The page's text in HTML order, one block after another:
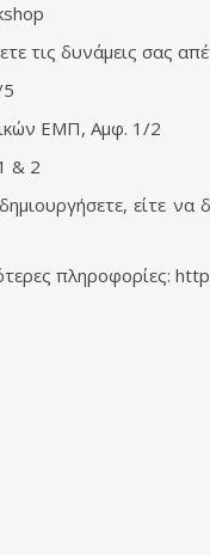
τις δυνάμεις σας
ΕΜΠ, Αμφ. 1/2
& 2
είτε
πληροφορίες: